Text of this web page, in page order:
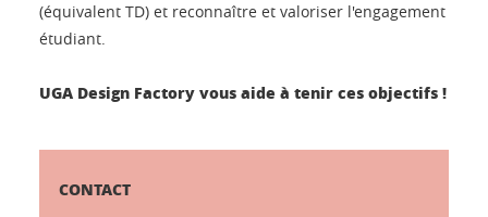
(équivalent TD) et reconnaître et valoriser l'engagement
étudiant.
UGA Design Factory vous aide à tenir ces objectifs !
CONTACT